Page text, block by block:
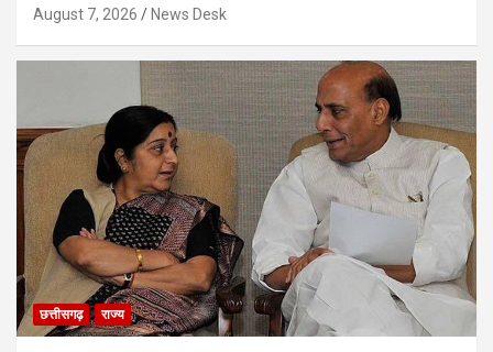
August 7, 2026 News Desk
छत्तीसगढ़ राज्य